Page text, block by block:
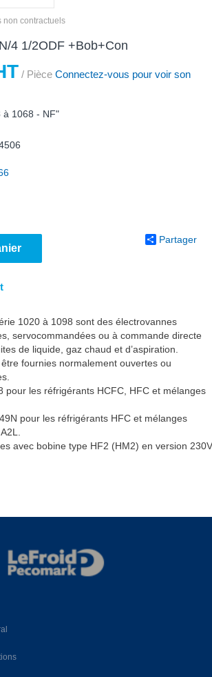
non contractuels
4 1/2ODF +Bob+Con
/ Pièce Connectez-vous pour voir son
à 1068 - NF"
Partager
1020 à 1098 sont des électrovannes
servocommandées ou à commande directe
de liquide, gaz chaud et d’aspiration.
fournies normalement ouvertes ou
pour les réfrigérants HCFC, HFC et mélanges
pour les réfrigérants HFC et mélanges
avec bobine type HF2 (HM2) en version 230V